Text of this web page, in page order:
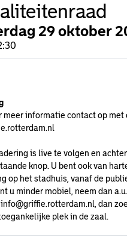
29 oktober
meer informatie contact op met
is live te volgen en
knop. U bent ook van
op het stadhuis, vanaf de
u minder mobiel, neem dan
info@griffie.rotterdam.nl , dan
plek in de zaal.